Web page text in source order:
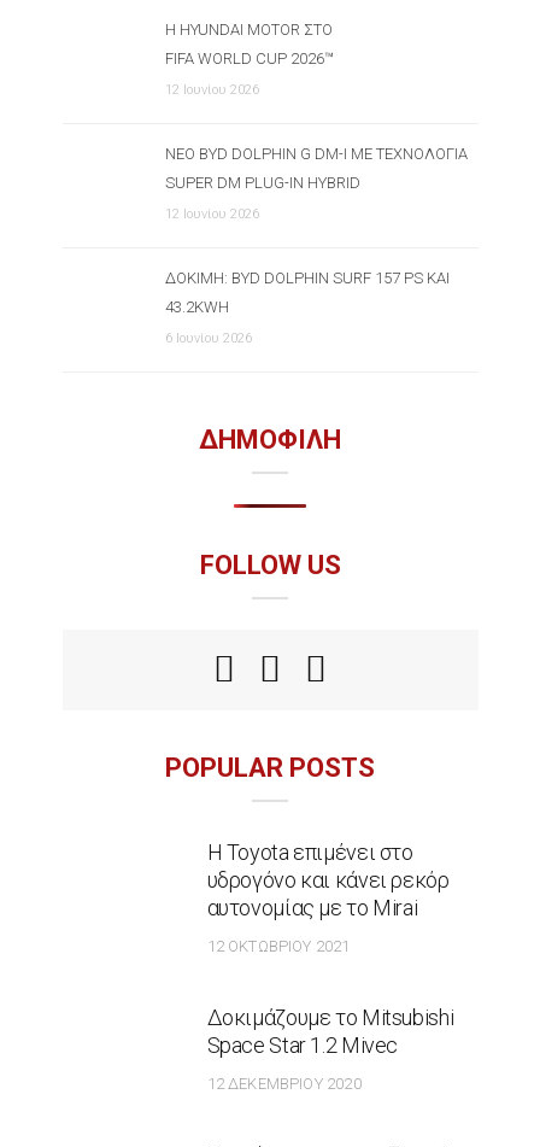
Η HYUNDAI MOTOR ΣΤΟ
FIFA WORLD CUP 2026™
12 Ιουνίου 2026
ΝΈΟ BYD DOLPHIN G DM-I ΜΕ ΤΕΧΝΟΛΟΓΊΑ
SUPER DM PLUG-IN HYBRID
12 Ιουνίου 2026
ΔΟΚΙΜΉ: BYD DOLPHIN SURF 157 PS ΚΑΙ
43.2KWH
6 Ιουνίου 2026
ΔΗΜΟΦΙΛΗ
FOLLOW US
POPULAR POSTS
Η Toyota επιμένει στο
υδρογόνο και κάνει ρεκόρ
αυτονομίας με το Mirai
12 ΟΚΤΩΒΡΊΟΥ 2021
Δοκιμάζουμε το Mitsubishi
Space Star 1.2 Mivec
12 ΔΕΚΕΜΒΡΊΟΥ 2020